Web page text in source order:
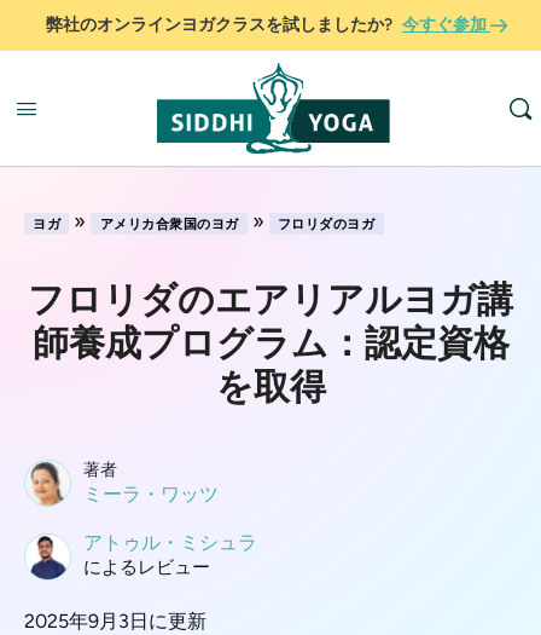
弊社のオンラインヨガクラスを試しましたか? 今すぐ参加
ヨガ » アメリカ合衆国のヨガ » フロリダのヨガ
フロリダのエアリアルヨガ講
師養成プログラム：認定資格
を取得
著者
ミーラ・ワッツ
アトゥル・ミシュラ
によるレビュー
2025年9月3日に更新